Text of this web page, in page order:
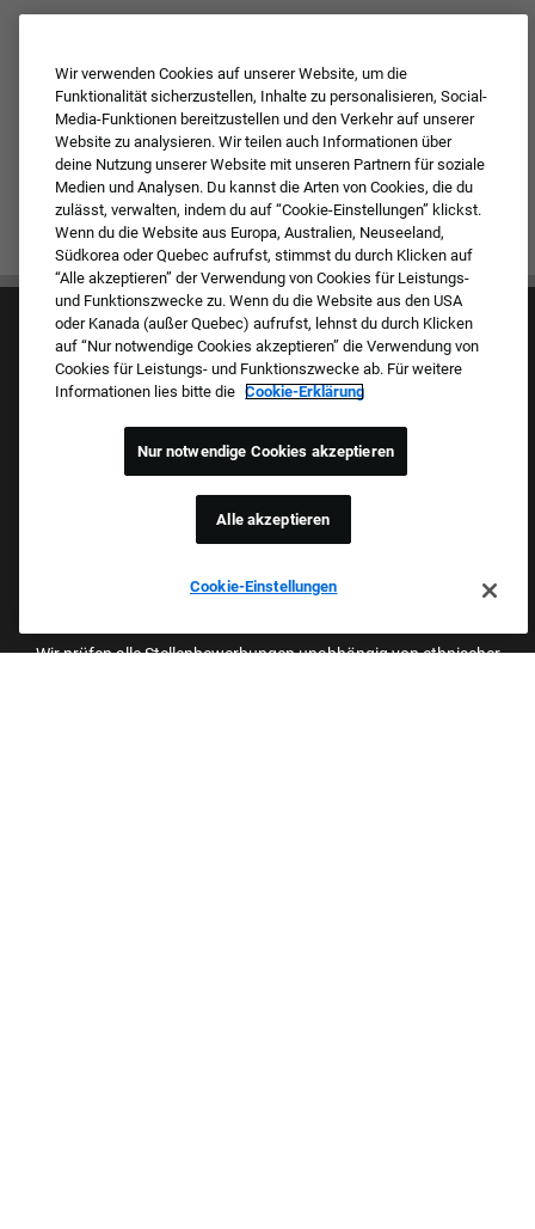
Kultur & Werte
Unsere Marken
Zurückkehrender Bewerber
FAQ – Häufig gestellte Fragen
Stolzer Arbeitgeber Mit Beruflicher
Wir prüfen alle Stellenbewerbungen unabhängig von ethnischer
Wir verwenden Cookies auf unserer Website, um die
Funktionalität sicherzustellen, Inhalte zu personalisieren, Social-
Media-Funktionen bereitzustellen und den Verkehr auf unserer
Website zu analysieren. Wir teilen auch Informationen über
deine Nutzung unserer Website mit unseren Partnern für soziale
Medien und Analysen. Du kannst die Arten von Cookies, die du
zulässt, verwalten, indem du auf “Cookie-Einstellungen” klickst.
Wenn du die Website aus Europa, Australien, Neuseeland,
Südkorea oder Quebec aufrufst, stimmst du durch Klicken auf
“Alle akzeptieren” der Verwendung von Cookies für Leistungs-
und Funktionszwecke zu. Wenn du die Website aus den USA
oder Kanada (außer Quebec) aufrufst, lehnst du durch Klicken
auf “Nur notwendige Cookies akzeptieren” die Verwendung von
Cookies für Leistungs- und Funktionszwecke ab. Für weitere
Informationen lies bitte die Cookie-Erklärung
Cookie-Einstellungen
Nur notwendige Cookies akzeptieren
Alle akzeptieren